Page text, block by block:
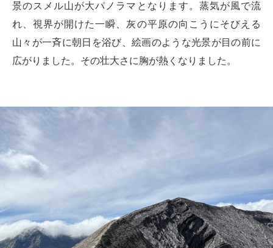
景のスメル山が大パノラマとなります。蒸気が風で流
れ、視界が開けた一瞬、灰の平原の向こうにそびえる
山々が一斉に朝日を浴び、絵画のような光景が目の前に
広がりました。その壮大さに胸が熱くなりました。